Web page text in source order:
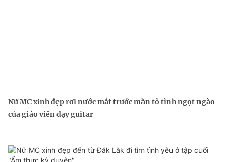
Nữ MC xinh đẹp rơi nước mắt trước màn tỏ tình ngọt ngào
của giáo viên dạy guitar